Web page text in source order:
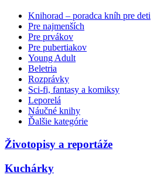
Knihorad – poradca kníh pre deti
Pre najmenších
Pre prvákov
Pre pubertiakov
Young Adult
Beletria
Rozprávky
Sci-fi, fantasy a komiksy
Leporelá
Náučné knihy
Ďalšie kategórie
Životopisy a reportáže
Kuchárky